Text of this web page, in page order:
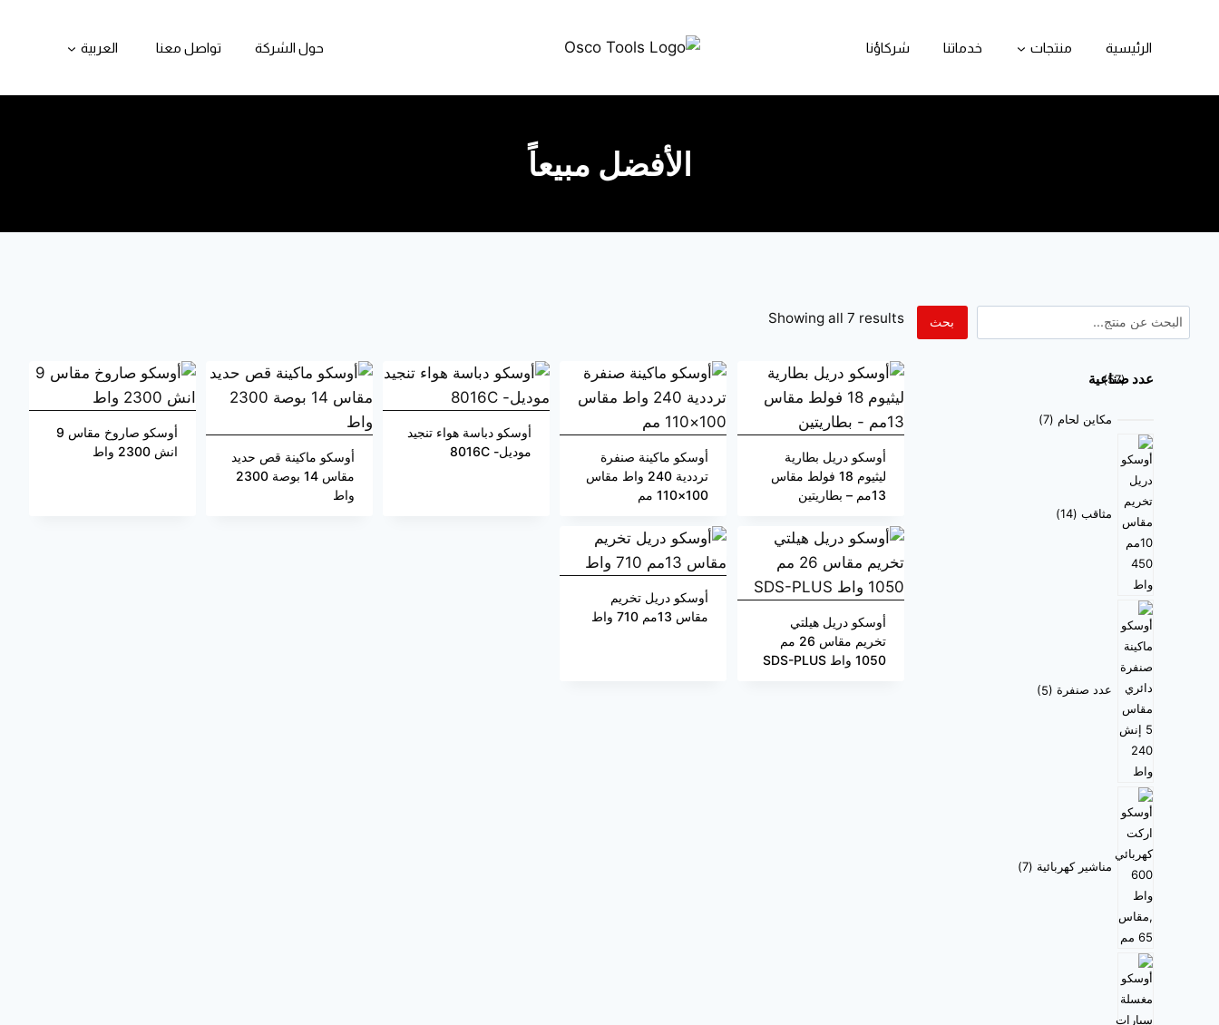
الرئيسية منتجات خدماتنا شركاؤنا حول الشركة تواصل معنا العربية
الأفضل مبيعاً
Showing all 7 results
أوسكو دريل بطارية
ليثيوم 18 فولط مقاس
13مم – بطاريتين
أوسكو ماكينة صنفرة
ترددية 240 واط مقاس
100×110 مم
أوسكو دباسة هواء تنجيد
موديل- 8016C
أوسكو ماكينة قص حديد
مقاس 14 بوصة 2300
واط
أوسكو صاروخ مقاس 9
انش 2300 واط
أوسكو دريل هيلتي
تخريم مقاس 26 مم
1050 واط SDS-PLUS
أوسكو دريل تخريم
مقاس 13مم 710 واط
بحث
عدد صناعية
57
مكاين لحام 7
مثاقب 14
عدد صنفرة 5
مناشير كهربائية 7